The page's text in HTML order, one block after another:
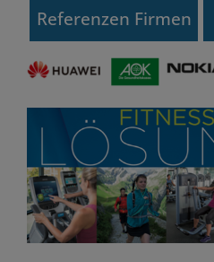
Referenzen Firmen